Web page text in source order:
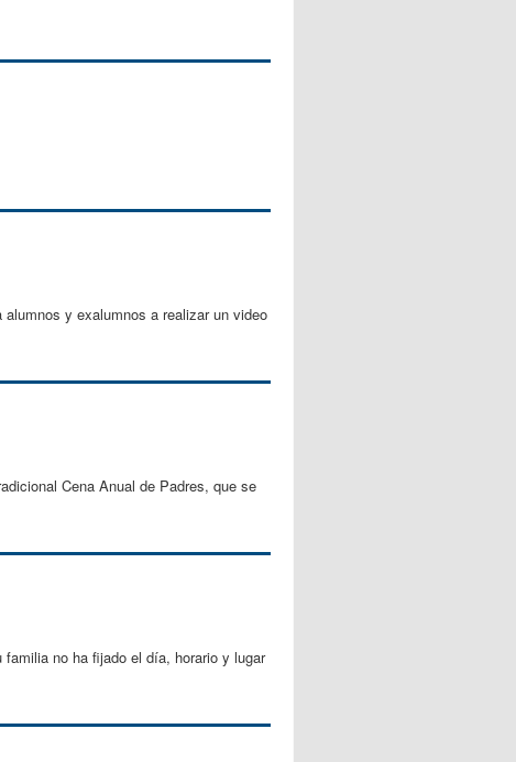
y exalumnos a realizar un video
Cena Anual de Padres, que se
no ha fijado el día, horario y lugar